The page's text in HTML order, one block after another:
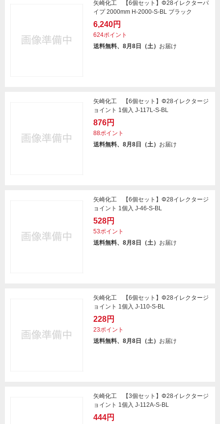
矢崎化工 【6個セット】Φ28イレクターパ
イプ 2000mm H-2000-S-BL ブラック
6,240円
624ポイント
送料無料、8月8日（土） お届け
矢崎化工 【6個セット】Φ28イレクタージ
ョイント 1個入 J-117L-S-BL
876円
88ポイント
送料無料、8月8日（土） お届け
矢崎化工 【6個セット】Φ28イレクタージ
ョイント 1個入 J-46-S-BL
528円
53ポイント
送料無料、8月8日（土） お届け
矢崎化工 【6個セット】Φ28イレクタージ
ョイント 1個入 J-110-S-BL
228円
23ポイント
送料無料、8月8日（土） お届け
矢崎化工 【3個セット】Φ28イレクタージ
ョイント 1個入 J-112A-S-BL
444円